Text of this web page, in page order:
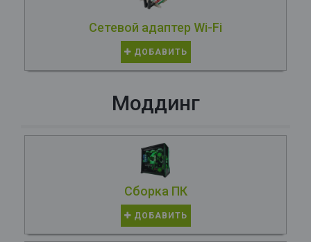
Сетевой адаптер Wi-Fi
ДОБАВИТЬ
Моддинг
Сборка ПК
ДОБАВИТЬ